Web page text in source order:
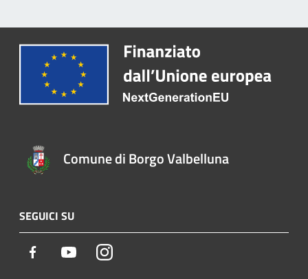
Comune di Borgo Valbelluna
SEGUICI SU
Facebook YoutubeInstagram